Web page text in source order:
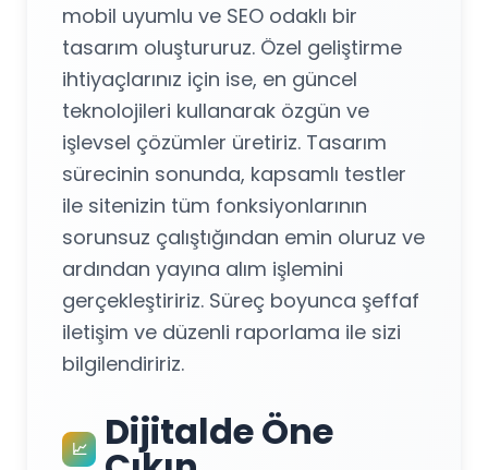
mobil uyumlu ve SEO odaklı bir
tasarım oluştururuz. Özel geliştirme
ihtiyaçlarınız için ise, en güncel
teknolojileri kullanarak özgün ve
işlevsel çözümler üretiriz. Tasarım
sürecinin sonunda, kapsamlı testler
ile sitenizin tüm fonksiyonlarının
sorunsuz çalıştığından emin oluruz ve
ardından yayına alım işlemini
gerçekleştiririz. Süreç boyunca şeffaf
iletişim ve düzenli raporlama ile sizi
bilgilendiririz.
📈 Dijitalde Öne